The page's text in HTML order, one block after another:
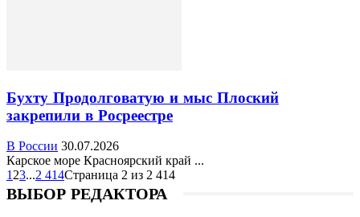
Бухту Продолговатую и мыс Плоский
закрепили в Росреестре
В России 30.07.2026
Карское море Красноярский край ...
1 23...2 414Страница 2 из 2 414
ВЫБОР РЕДАКТОРА